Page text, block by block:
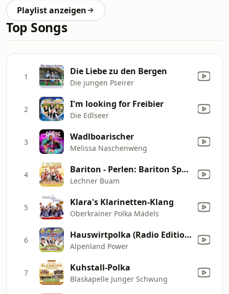
Playlist anzeigen
Top Songs
1 Die Liebe zu den Bergen
Die jungen Pseirer
2 I'm looking for Freibier
Die Edlseer
3 Wadlboarischer
Melissa Naschenweng
4 Bariton - Perlen: Bariton Spaziergang / Herz As am Bass / Willi, lass es lechnern / Go Willi, Go
Lechner Buam
5 Klara's Klarinetten-Klang
Oberkrainer Polka Mädels
6 Hauswirtpolka (Radio Edition)
Alpenland Power
7 Kuhstall-Polka
Blaskapelle Junger Schwung